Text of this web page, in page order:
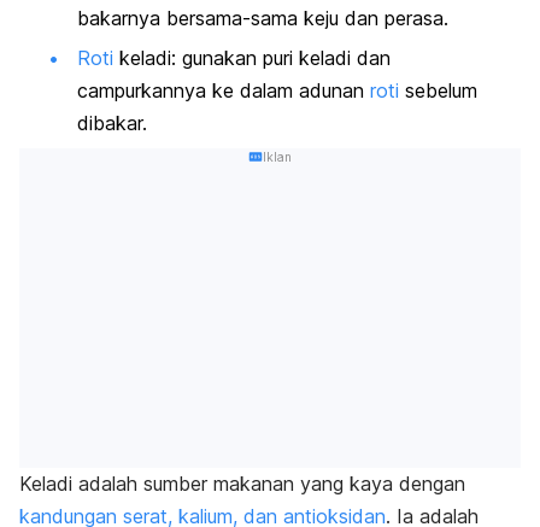
bakarnya bersama-sama keju dan perasa.
Roti keladi: gunakan puri keladi dan
campurkannya ke dalam adunan roti sebelum
dibakar.
Iklan
Keladi adalah sumber makanan yang kaya dengan
kandungan serat, kalium, dan antioksidan. Ia adalah